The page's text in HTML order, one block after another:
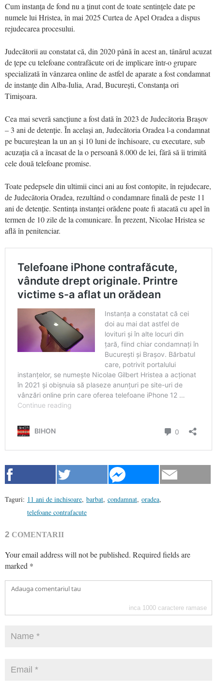
Cum instanța de fond nu a ținut cont de toate sentințele date pe
numele lui Hristea, în mai 2025 Curtea de Apel Oradea a dispus
rejudecarea procesului.
Judecătorii au constatat că, din 2020 până în acest an, tânărul acuzat
de țepe cu telefoane contrafăcute ori de implicare într-o grupare
specializată în vânzarea online de astfel de aparate a fost condamnat
de instanțe din Alba-Iulia, Arad, București, Constanța ori
Timișoara.
Cea mai severă sancțiune a fost dată în 2023 de Judecătoria Brașov
– 3 ani de detenție. În același an, Judecătoria Oradea l-a condamnat
pe bucureștean la un an și 10 luni de închisoare, cu executare, sub
acuzația că a încasat de la o persoană 8.000 de lei, fără să îi trimită
cele două telefoane promise.
Toate pedepsele din ultimii cinci ani au fost contopite, în rejudecare,
de Judecătoria Oradea, rezultând o condamnare finală de peste 11
ani de detenție. Sentința instanței orădene poate fi atacată cu apel în
termen de 10 zile de la comunicare. În prezent, Nicolae Hristea se
află în penitenciar.
Taguri: 11 ani de inchisoare, barbat, condamnat, oradea,
telefoane contrafacute
2 COMENTARII
Your email address will not be published. Required fields are
marked *
inca 1000 caractere ramase